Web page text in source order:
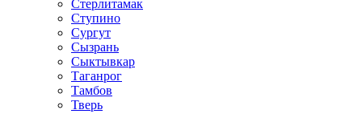
Стерлитамак
Ступино
Сургут
Сызрань
Сыктывкар
Таганрог
Тамбов
Тверь